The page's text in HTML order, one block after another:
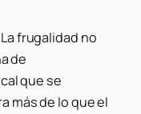
La frugalidad no
de
que se
más de lo que el